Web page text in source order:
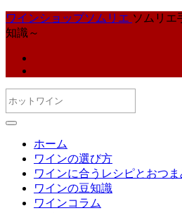
ワインショップソムリエ ソムリエ
知識～
ホーム
ワインの選び方
ワインに合うレシピとおつま
ワインの豆知識
ワインコラム